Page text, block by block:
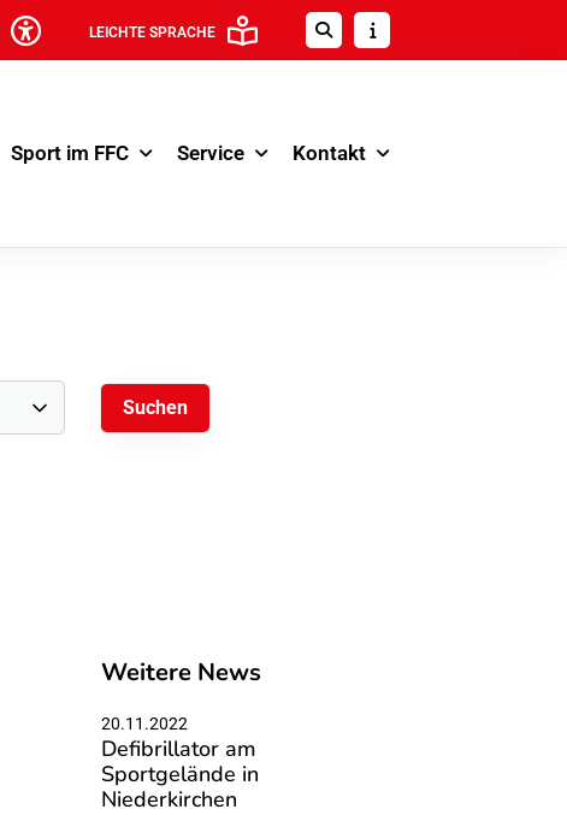
LEICHTE SPRACHE
Sport im FFC Service Kontakt
Weitere News
20.11.2022
Defibrillator am
Sportgelände in
Niederkirchen